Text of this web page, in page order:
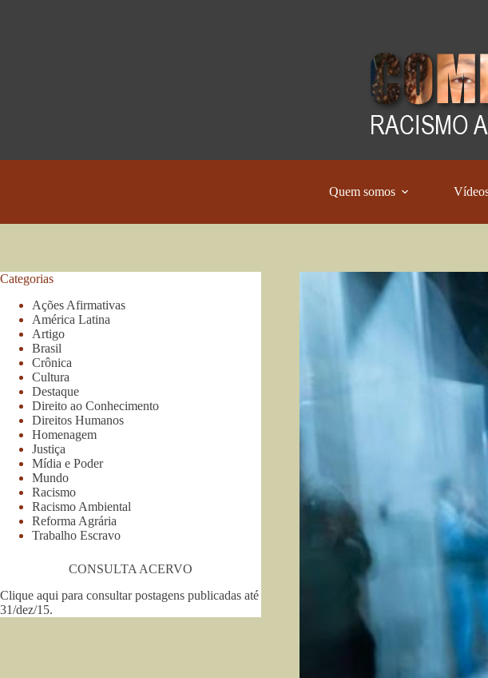
Quem somos
Categorias
Ações Afirmativas
América Latina
Artigo
Brasil
Crônica
Cultura
Destaque
Direito ao Conhecimento
Direitos Humanos
Homenagem
Justiça
Mídia e Poder
Mundo
Racismo
Racismo Ambiental
Reforma Agrária
Trabalho Escravo
CONSULTA ACERVO
Clique aqui para consultar postagens publicadas até
31/dez/15.